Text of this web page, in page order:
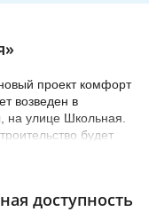
проект комфорт
возведен в
улице Школьная.
будет
высота дома
но в каждой
доступность